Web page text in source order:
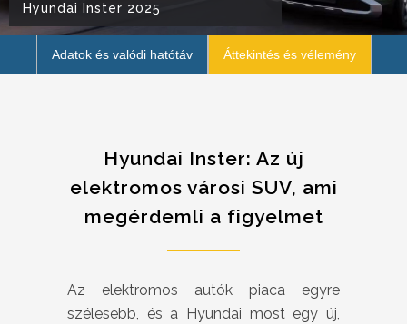
Hyundai Inster 2025
Adatok és valódi hatótáv Áttekintés és vélemény
Hyundai Inster: Az új
elektromos városi SUV, ami
megérdemli a figyelmet
Az elektromos autók piaca egyre
szélesebb, és a Hyundai most egy új,